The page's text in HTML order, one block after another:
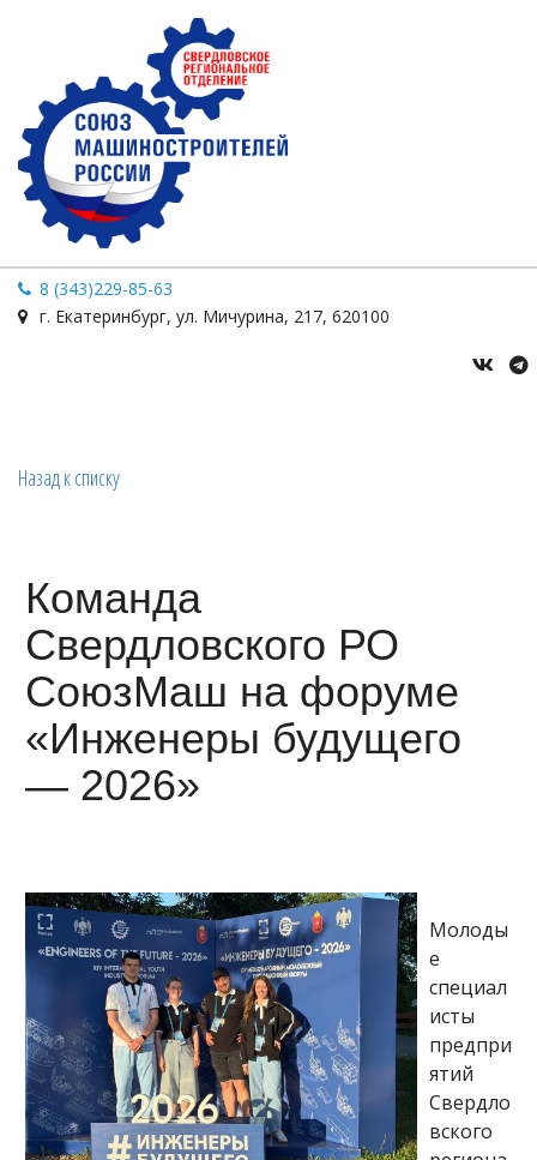
8 (343)229-85-63
г. Екатеринбург, ул. Мичурина, 217, 620100
Назад к списку
Команда
Свердловского РО
СоюзМаш на форуме
«Инженеры будущего
— 2026»
Молоды
е
специал
исты
предпри
ятий
Свердло
вского